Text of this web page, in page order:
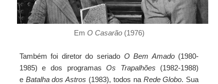
Em O Casarão (1976)
Também foi diretor do seriado O Bem Amado(1980-
1985) e dos programasOs Trapalhões (1982-1988)
e Batalha dos Astros (1983), todos na Rede Globo. Sua